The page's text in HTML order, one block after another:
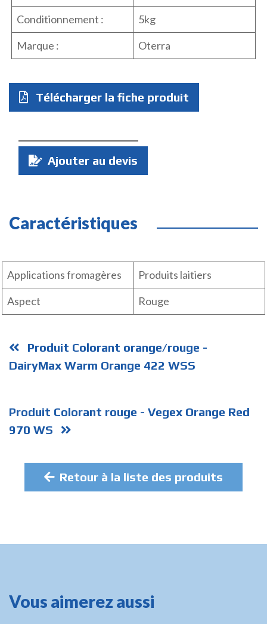
Conditionnement :
5kg
Marque :
Oterra
Télécharger la fiche produit
Quantité
Ajouter au devis
Caractéristiques
Applications fromagères
Produits laitiers
Aspect
Rouge
Produit Colorant orange/rouge -
DairyMax Warm Orange 422 WSS
Produit Colorant rouge - Vegex Orange Red
970 WS
Retour à la liste des produits
Vous aimerez aussi